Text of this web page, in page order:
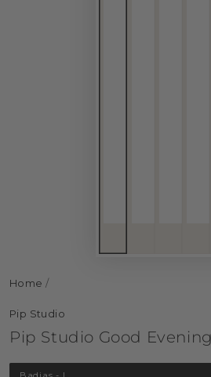
Home /
Pip Studio
Pip Studio Good